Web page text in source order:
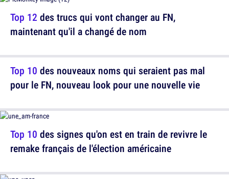
Top 10 des nouveaux noms qui seraient pas mal
pour le FN, nouveau look pour une nouvelle vie
Top 12 des trucs qui vont changer au FN,
maintenant qu'il a changé de nom
Top 10 des signes qu'on est en train de revivre le
remake français de l'élection américaine